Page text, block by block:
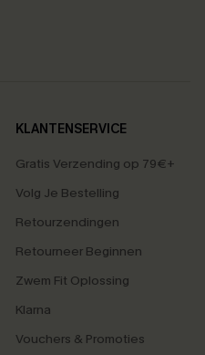
KLANTENSERVICE
Gratis Verzending op 79€+
Volg Je Bestelling
Retourzendingen
Retourneer Beginnen
Zwem Fit Oplossing
Klarna
Vouchers & Promoties